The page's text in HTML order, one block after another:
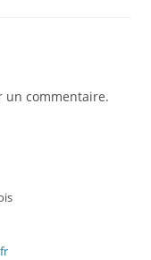
un commentaire.
S’ouvre